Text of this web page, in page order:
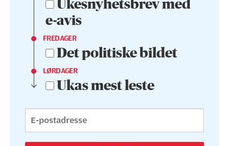
Ukesnyhetsbrev med
e-avis
FREDAGER
Det politiske bildet
LØRDAGER
Ukas mest leste